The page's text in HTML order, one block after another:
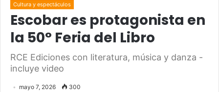
Cultura y espectáculos
Escobar es protagonista en
la 50° Feria del Libro
RCE Ediciones con literatura, música y danza -
incluye video
mayo 7, 2026 300